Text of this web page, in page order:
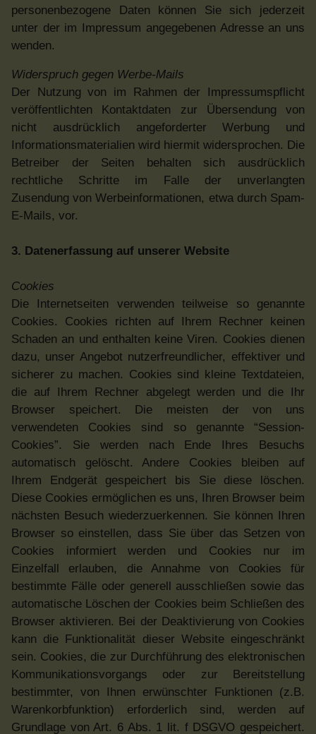
personenbezogene Daten können Sie sich jederzeit
unter der im Impressum angegebenen Adresse an uns
wenden.
Widerspruch gegen Werbe-Mails
Der Nutzung von im Rahmen der Impressumspflicht
veröffentlichten Kontaktdaten zur Übersendung von
nicht ausdrücklich angeforderter Werbung und
Informationsmaterialien wird hiermit widersprochen. Die
Betreiber der Seiten behalten sich ausdrücklich
rechtliche Schritte im Falle der unverlangten
Zusendung von Werbeinformationen, etwa durch Spam-
E-Mails, vor.
3. Datenerfassung auf unserer Website
Cookies
Die Internetseiten verwenden teilweise so genannte
Cookies. Cookies richten auf Ihrem Rechner keinen
Schaden an und enthalten keine Viren. Cookies dienen
dazu, unser Angebot nutzerfreundlicher, effektiver und
sicherer zu machen. Cookies sind kleine Textdateien,
die auf Ihrem Rechner abgelegt werden und die Ihr
Browser speichert. Die meisten der von uns
verwendeten Cookies sind so genannte “Session-
Cookies”. Sie werden nach Ende Ihres Besuchs
automatisch gelöscht. Andere Cookies bleiben auf
Ihrem Endgerät gespeichert bis Sie diese löschen.
Diese Cookies ermöglichen es uns, Ihren Browser beim
nächsten Besuch wiederzuerkennen. Sie können Ihren
Browser so einstellen, dass Sie über das Setzen von
Cookies informiert werden und Cookies nur im
Einzelfall erlauben, die Annahme von Cookies für
bestimmte Fälle oder generell ausschließen sowie das
automatische Löschen der Cookies beim Schließen des
Browser aktivieren. Bei der Deaktivierung von Cookies
kann die Funktionalität dieser Website eingeschränkt
sein. Cookies, die zur Durchführung des elektronischen
Kommunikationsvorgangs oder zur Bereitstellung
bestimmter, von Ihnen erwünschter Funktionen (z.B.
Warenkorbfunktion) erforderlich sind, werden auf
Grundlage von Art. 6 Abs. 1 lit. f DSGVO gespeichert.